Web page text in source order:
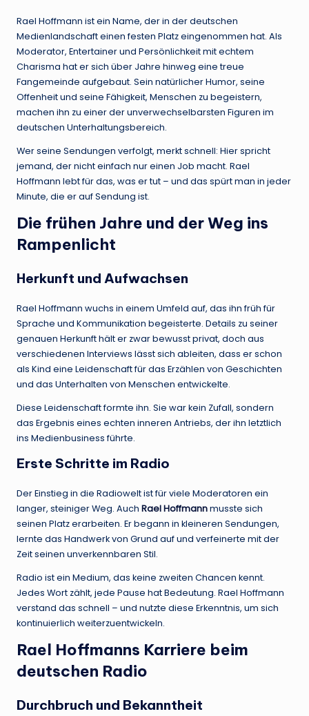
Rael Hoffmann ist ein Name, der in der deutschen
Medienlandschaft einen festen Platz eingenommen hat. Als
Moderator, Entertainer und Persönlichkeit mit echtem
Charisma hat er sich über Jahre hinweg eine treue
Fangemeinde aufgebaut. Sein natürlicher Humor, seine
Offenheit und seine Fähigkeit, Menschen zu begeistern,
machen ihn zu einer der unverwechselbarsten Figuren im
deutschen Unterhaltungsbereich.
Wer seine Sendungen verfolgt, merkt schnell: Hier spricht
jemand, der nicht einfach nur einen Job macht. Rael
Hoffmann lebt für das, was er tut – und das spürt man in jeder
Minute, die er auf Sendung ist.
Die frühen Jahre und der Weg ins
Rampenlicht
Herkunft und Aufwachsen
Rael Hoffmann wuchs in einem Umfeld auf, das ihn früh für
Sprache und Kommunikation begeisterte. Details zu seiner
genauen Herkunft hält er zwar bewusst privat, doch aus
verschiedenen Interviews lässt sich ableiten, dass er schon
als Kind eine Leidenschaft für das Erzählen von Geschichten
und das Unterhalten von Menschen entwickelte.
Diese Leidenschaft formte ihn. Sie war kein Zufall, sondern
das Ergebnis eines echten inneren Antriebs, der ihn letztlich
ins Medienbusiness führte.
Erste Schritte im Radio
Der Einstieg in die Radiowelt ist für viele Moderatoren ein
langer, steiniger Weg. Auch Rael Hoffmannmusste sich
seinen Platz erarbeiten. Er begann in kleineren Sendungen,
lernte das Handwerk von Grund auf und verfeinerte mit der
Zeit seinen unverkennbaren Stil.
Radio ist ein Medium, das keine zweiten Chancen kennt.
Jedes Wort zählt, jede Pause hat Bedeutung. Rael Hoffmann
verstand das schnell – und nutzte diese Erkenntnis, um sich
kontinuierlich weiterzuentwickeln.
Rael Hoffmanns Karriere beim
deutschen Radio
Durchbruch und Bekanntheit